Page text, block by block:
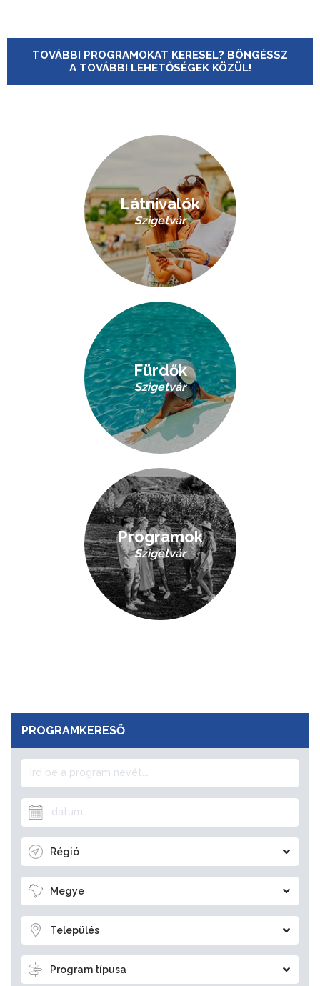
TOVÁBBI PROGRAMOKAT KERESEL? BÖNGÉSSZ
A TOVÁBBI LEHETŐSÉGEK KÖZÜL!
Látnivalók
Szigetvár
Fürdők
Szigetvár
Programok
Szigetvár
PROGRAMKERESŐ
Régió
Megye
Település
Program típusa